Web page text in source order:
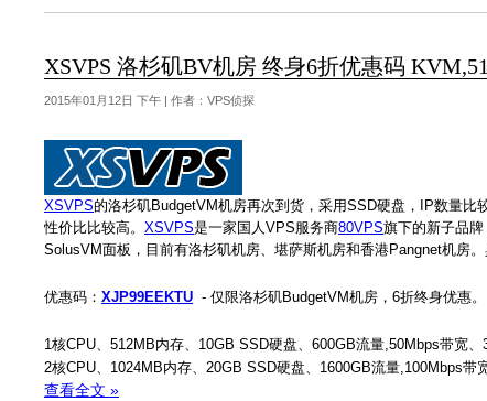
XSVPS 洛杉矶BV机房 终身6折优惠码
2015年01月12日 下午 | 作者：VPS侦探
XSVPS的洛杉矶BudgetVM机房再次到货，采用SSD硬盘，IP数量比
性价比比较高。 XSVPS是一家国人VPS服务商80VPS旗下的新子品
SolusVM面板，目前有洛杉矶机房、堪萨斯机房和香港Pangnet机房。
优惠码： XJP99EEKTU - 仅限洛杉矶BudgetVM机房，6折终身优惠。
1核CPU、512MB内存、10GB SSD硬盘、600GB流量,50Mbps带宽
2核CPU、1024MB内存、20GB SSD硬盘、1600GB流量,100Mbps带
查看全文 »